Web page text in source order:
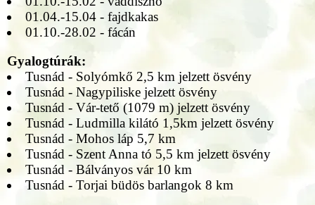
01.04.-15.04 - fajdkakas
01.10.-28.02 - fácán
Gyalogtúrák:
Tusnád - Solyómkő 2,5 km jelzett ösvény
Tusnád - Nagypiliske jelzett ösvény
Tusnád - Vár-tető (1079 m) jelzett ösvény
Tusnád - Ludmilla kilátó 1,5km jelzett ösvény
Tusnád - Mohos láp 5,7 km
Tusnád - Szent Anna tó 5,5 km jelzett ösvény
Tusnád - Bálványos vár 10 km
Tusnád - Torjai büdös barlangok 8 km